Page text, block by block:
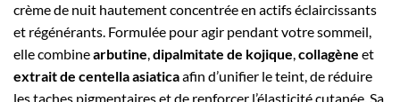
crème de nuit hautement concentrée en actifs éclaircissants
et régénérants. Formulée pour agir pendant votre sommeil,
elle combinearbutine,dipalmitate de kojique,collagène et
extrait de centella asiaticaafin d’unifier le teint, de réduire
les taches pigmentaires et de renforcer l’élasticité cutanée. Sa